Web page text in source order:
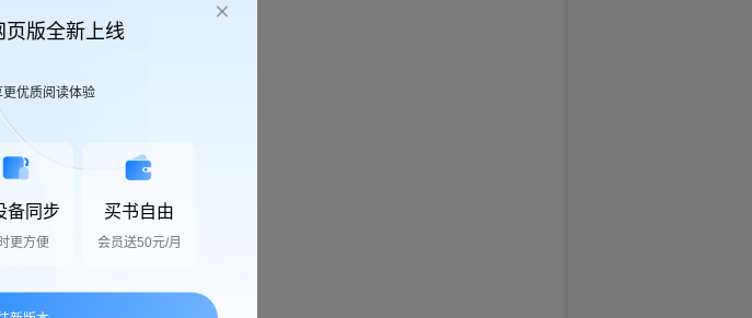
2025-09-14
页版全新上线
优质阅读体验
备同步
更方便
买书自由
会员送50元/月